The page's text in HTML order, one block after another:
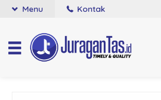
Menu Kontak